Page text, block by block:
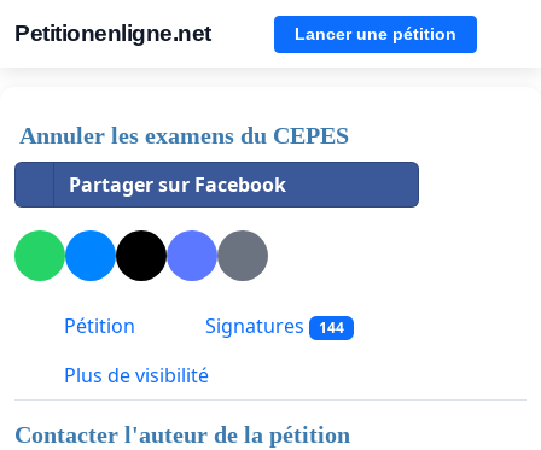
Petitionenligne.net Lancer une pétition
Annuler les examens du CEPES
Partager sur Facebook
Pétition Signatures 144
Plus de visibilité
Contacter l'auteur de la pétition